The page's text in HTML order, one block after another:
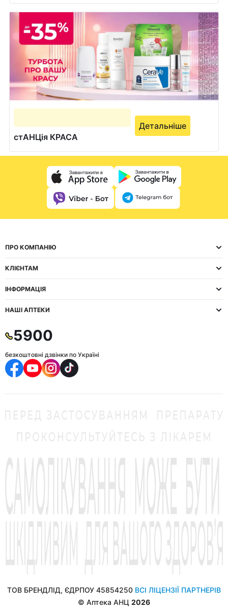
стАНЦія КРАСА
Детальніше
ПРО КОМПАНІЮ
КЛІЄНТАМ
ІНФОРМАЦІЯ
НАШІ АПТЕКИ
5900
безкоштовні дзвінки по Україні
ТОВ БРЕНДЛІД, ЄДРПОУ 45854250 ВСІ ЛІЦЕНЗІЇ ПАРТНЕРІВ
© Аптека АНЦ 2026